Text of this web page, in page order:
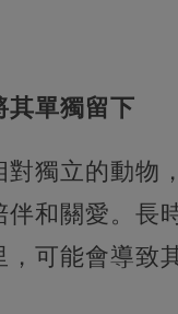
其單獨留下
對獨立的動物
伴和關愛。長
，可能會導致